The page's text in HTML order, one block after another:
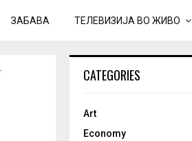
ЗАБАВА ТЕЛЕВИЗИЈА ВО ЖИВО
CATEGORIES
Art
Economy